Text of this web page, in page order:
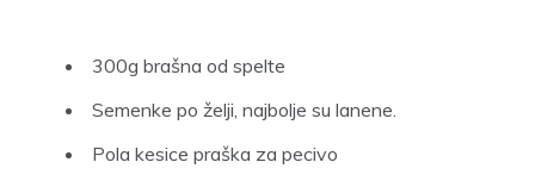
300g brašna od spelte
Semenke po želji, najbolje su lanene.
Pola kesice praška za pecivo